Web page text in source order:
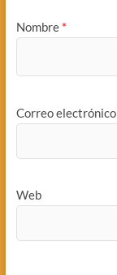
Nombre *
Correo electrónico
Web